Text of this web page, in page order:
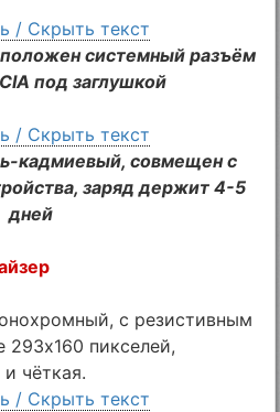
/ Скрыть текст
системный разъём
под заглушкой
/ Скрыть текст
кадмиевый, совмещен с
заряд держит 4-5
дней
с резистивным
пикселей,
чёткая.
/ Скрыть текст